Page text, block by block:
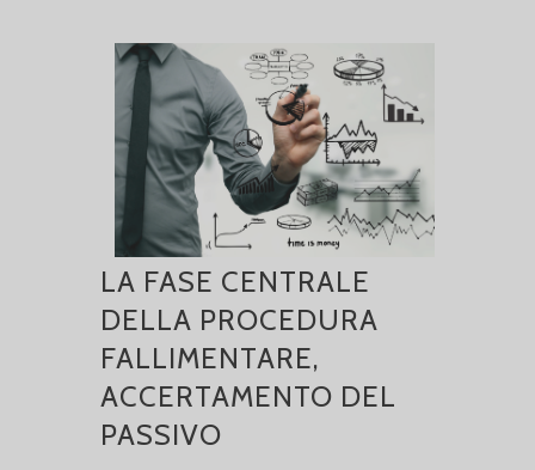
LA FASE CENTRALE
DELLA PROCEDURA
FALLIMENTARE,
ACCERTAMENTO DEL
PASSIVO